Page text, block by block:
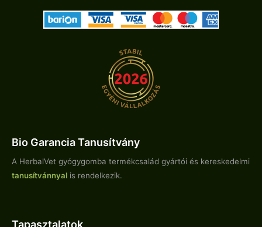
Bio Garancia Tanusítvány
A HerbalVet gyógygomba termékcsalád gyártói és kereskedelmi
tanusítvánnyal is rendelkezik.
Tapasztalatok